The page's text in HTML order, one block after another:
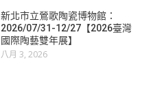
新北市立鶯歌陶瓷博物館：
2026/07/31-12/27【2026臺灣
國際陶藝雙年展】
八月 3, 2026